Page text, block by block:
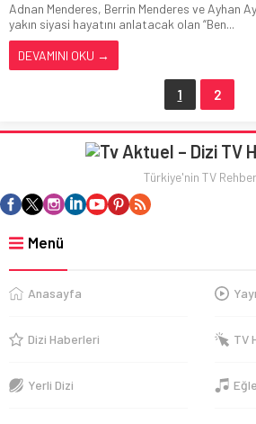
Adnan Menderes, Berrin Menderes ve Ayhan
yakın siyasi hayatını anlatacak olan “Ben...
DEVAMINI OKU →
1 2
Türkiye'nin TV
Menü
Anasayfa
Dizi Haberleri TV
Yerli Dizi